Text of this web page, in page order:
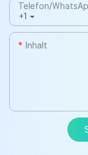
+1
Telefon/
Inhalt